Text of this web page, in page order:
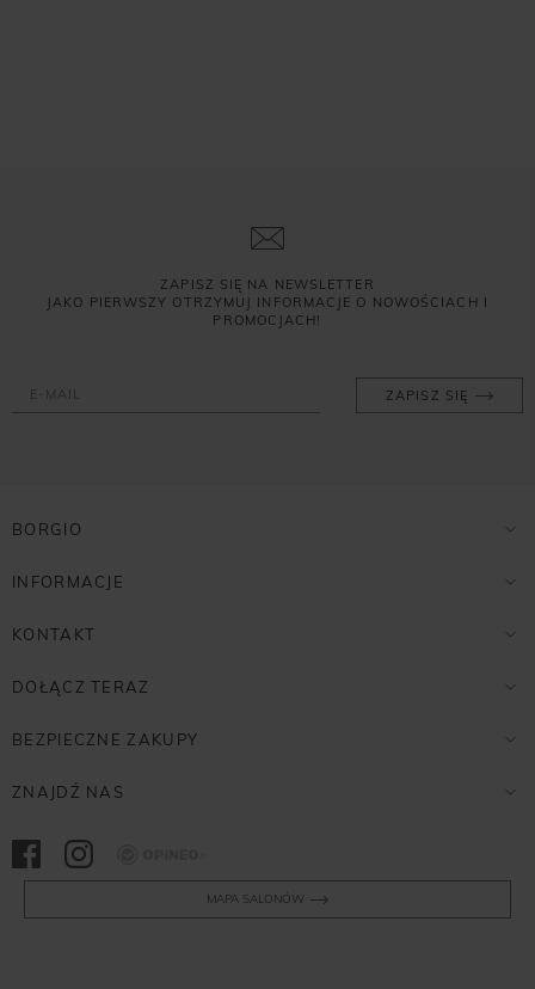
ZAPISZ SIĘ NA NEWSLETTER
JAKO PIERWSZY OTRZYMUJ INFORMACJE O NOWOŚCIACH I
PROMOCJACH!
ZAPISZ SIĘ
BORGIO
INFORMACJE
KONTAKT
DOŁĄCZ TERAZ
BEZPIECZNE ZAKUPY
ZNAJDŹ NAS
MAPA SALONÓW